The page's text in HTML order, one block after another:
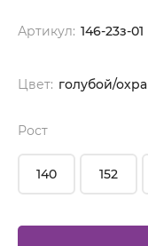
Артикул: 146-23з-01
Цвет: голубой/охра
Рост
140 152